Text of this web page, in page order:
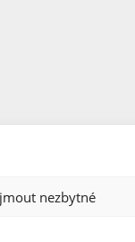
nezbytné